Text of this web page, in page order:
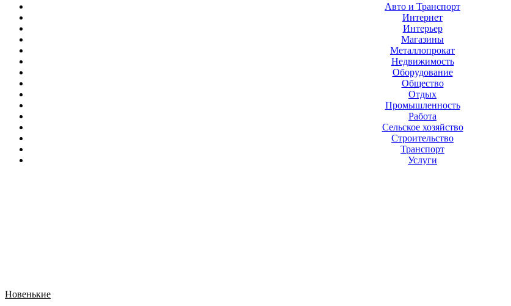
Авто и Транспорт
Интернет
Интерьер
Магазины
Металлопрокат
Недвижимость
Оборудование
Общество
Отдых
Промышленность
Работа
Сельское хозяйство
Строительство
Транспорт
Услуги
Новенькие